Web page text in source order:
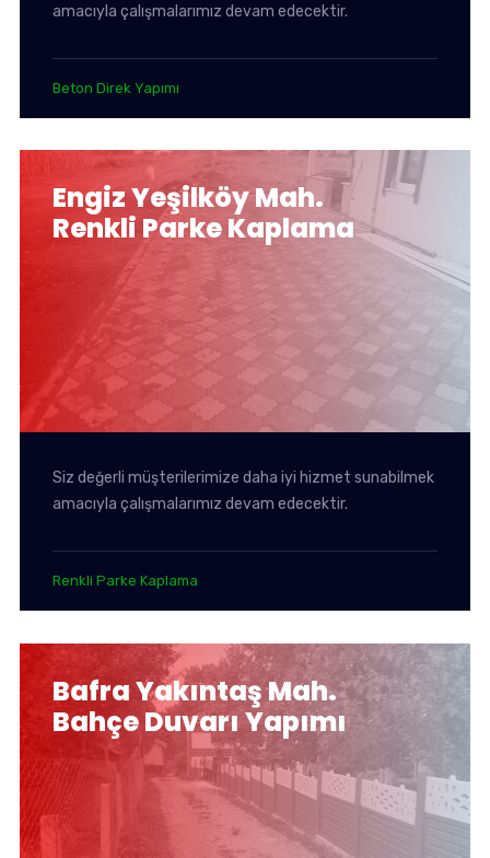
amacıyla çalışmalarımız devam edecektir.
Beton Direk Yapımı
Engiz Yeşilköy Mah.
Renkli Parke Kaplama
Siz değerli müşterilerimize daha iyi hizmet sunabilmek
amacıyla çalışmalarımız devam edecektir.
Renkli Parke Kaplama
Bafra Yakıntaş Mah.
Bahçe Duvarı Yapımı